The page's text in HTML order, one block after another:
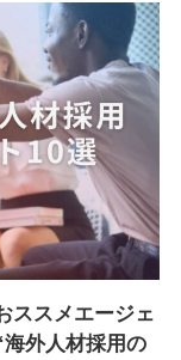
ススメエージェ
外人材採用の